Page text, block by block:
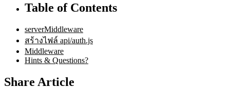
Table of Contents
serverMiddleware
สร้างไฟล์ api/auth.js
Middleware
Hints & Questions?
Share Article